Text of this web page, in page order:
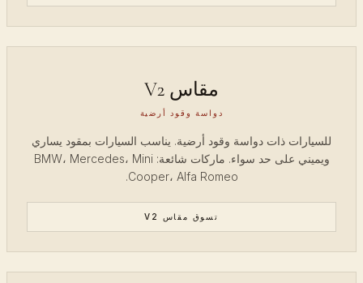
مقاس V2
دواسة وقود أرضية
للسيارات ذات دواسة وقود أرضية. يناسب السيارات بمقود يساري
ويميني على حد سواء. ماركات شائعة: BMW، Mercedes، Mini
Cooper، Alfa Romeo.
تسوق مقاس V2